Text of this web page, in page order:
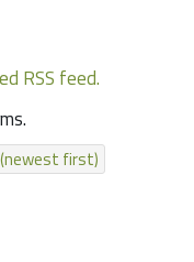
RSS feed.
first)